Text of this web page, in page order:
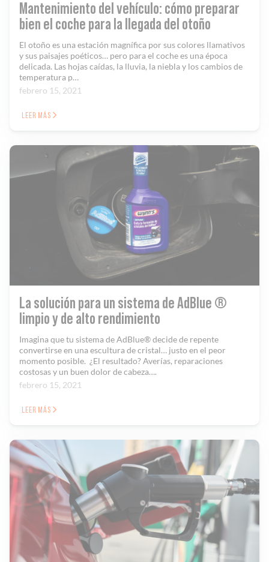
Mantenimiento del vehículo: cómo preparar
bien el coche para la llegada del otoño
El otoño es una estación magnífica por sus colores llamativos
y sus paisajes poéticos… pero para el coche es una época
delicada. Las hojas caídas, la lluvia, la niebla y los cambios de
temperatura p…
febrero 15, 2021
LEER MÁS
La solución para un sistema de AdBlue ®
limpio y de alto rendimiento
Imagina que tu sistema de AdBlue® decide de repente
convertirse en una escultura de cristal… justo en el peor
momento posible. ¿El resultado? Averías, reparaciones
costosas y un buen dolor de cabeza….
febrero 15, 2021
LEER MÁS